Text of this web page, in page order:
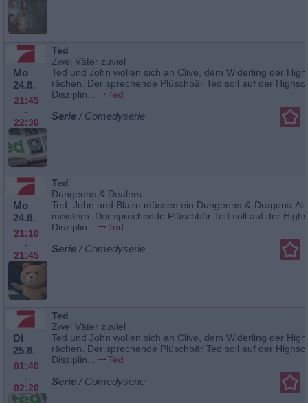
Mo
24.8.
21:45
-
22:30
Ted
Zwei Väter zuviel
Ted und John wollen sich an Clive, dem Widerling der
rächen. Der sprechende Plüschbär Ted soll auf der
Disziplin...
Ted
Serie / Comedyserie
Mo
24.8.
21:10
-
21:45
Ted
Dungeons & Dealers
Ted, John und Blaire müssen ein Dungeons-&-Dragons-
meistern. Der sprechende Plüschbär Ted soll auf der
Disziplin...
Ted
Serie / Comedyserie
Di
25.8.
01:40
-
02:20
Ted
Zwei Väter zuviel
Ted und John wollen sich an Clive, dem Widerling der
rächen. Der sprechende Plüschbär Ted soll auf der
Disziplin...
Ted
Serie / Comedyserie